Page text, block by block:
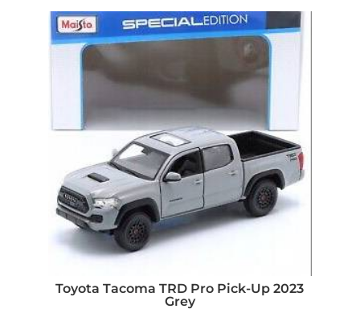
Toyota Tacoma TRD Pro Pick-Up 2023
Grey